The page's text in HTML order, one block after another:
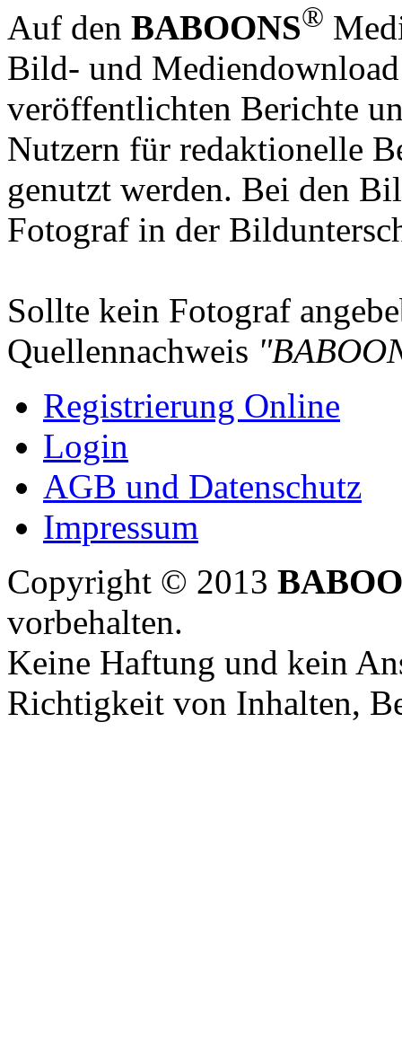
Auf den BABOONS®
Bild- und
veröffentlichten Berichte
Nutzern für redaktionelle
genutzt werden. Bei den
Fotograf in der
Sollte kein Fotograf
Quellennachweis
Registrierung Online
Login
AGB und Datenschutz
Impressum
Copyright © 2013
vorbehalten.
Keine Haftung und kein
Richtigkeit von Inhalten,